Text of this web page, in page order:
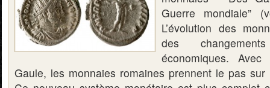
Guerre mondiale”
L’évolution des
des
économiques.
Gaule, les monnaies romaines prennent le pas